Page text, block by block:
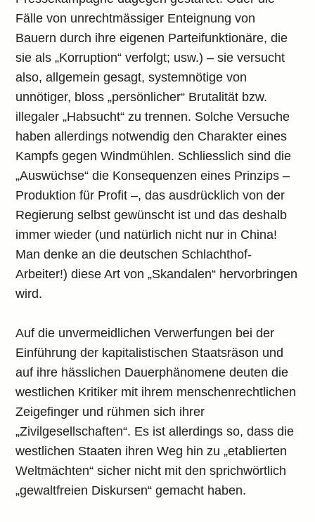
Fälle von unrechtmässiger Enteignung von
Bauern durch ihre eigenen Parteifunktionäre, die
sie als „Korruption“ verfolgt; usw.) – sie versucht
also, allgemein gesagt, systemnötige von
unnötiger, bloss „persönlicher“ Brutalität bzw.
illegaler „Habsucht“ zu trennen. Solche Versuche
haben allerdings notwendig den Charakter eines
Kampfs gegen Windmühlen. Schliesslich sind die
„Auswüchse“ die Konsequenzen eines Prinzips –
Produktion für Profit –, das ausdrücklich von der
Regierung selbst gewünscht ist und das deshalb
immer wieder (und natürlich nicht nur in China!
Man denke an die deutschen Schlachthof-
Arbeiter!) diese Art von „Skandalen“ hervorbringen
wird.
Auf die unvermeidlichen Verwerfungen bei der
Einführung der kapitalistischen Staatsräson und
auf ihre hässlichen Dauerphänomene deuten die
westlichen Kritiker mit ihrem menschenrechtlichen
Zeigefinger und rühmen sich ihrer
„Zivilgesellschaften“. Es ist allerdings so, dass die
westlichen Staaten ihren Weg hin zu „etablierten
Weltmächten“ sicher nicht mit den sprichwörtlich
„gewaltfreien Diskursen“ gemacht haben.